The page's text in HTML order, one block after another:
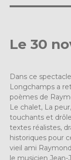
Le 30
Dans ce
Longchamps a
poèmes de
Le chalet, La
touchants et
textes réalistes,
historiques pour
vieil ami
le musicien Jean-